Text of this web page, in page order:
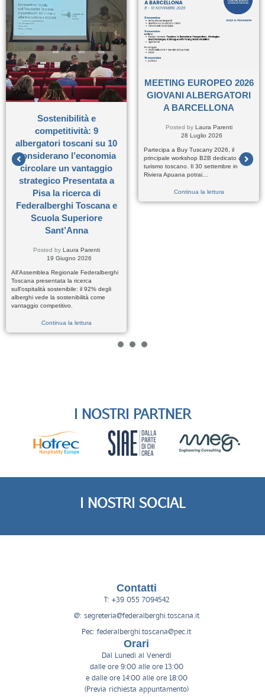
Sostenibilità e
competitività: 9
albergatori toscani su 10
considerano l’economia
circolare un vantaggio
strategico Presentata a
Pisa la ricerca di
Federalberghi Toscana e
Scuola Superiore
Sant’Anna
Posted by Laura Parenti
19 Giugno 2026
All’Assemblea Regionale Federalberghi
Toscana presentata la ricerca
sull’ospitalità sostenibile: il 92% degli
alberghi vede la sostenibilità come
vantaggio competitivo.
Continua la lettura
MEETING EUROPEO 2026
GIOVANI ALBERGATORI
A BARCELLONA
Posted by Laura Parenti
28 Luglio 2026
Partecipa a Buy Tuscany 2026, il
principale workshop B2B dedicato al
turismo toscano. Il 30 settembre in
Riviera Apuana potrai…
Continua la lettura
I NOSTRI PARTNER
I NOSTRI SOCIAL
Contatti
T: +39 055 7094542
@: segreteria@federalberghi.toscana.it
Pec: federalberghi.toscana@pec.it
Orari
Dal Lunedì al Venerdì
dalle ore 9:00 alle ore 13:00
e dalle ore 14:00 alle ore 18:00
(Previa richiesta appuntamento)